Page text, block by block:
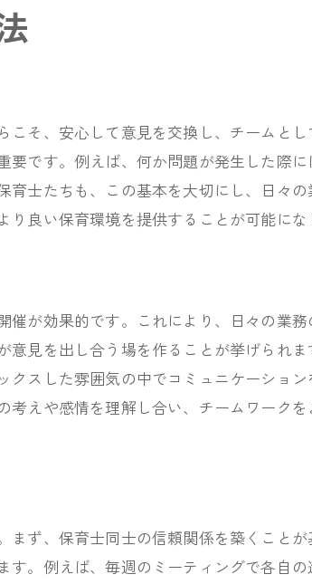
制
く方法
ベント
意義
方法
活動
る秘訣
した協力
ンの基本
そ、安心して意見を交換し、チームと
です。例えば、何か問題が発生した際
士たちも、この基本を大切にし、日々の
良い保育環境を提供することが可能にな
が効果的です。これにより、日々の業
見を出し合う場を作ることが挙げられ
スした雰囲気の中でコミュニケーショ
えや感情を理解し合い、チームワーク
ず、保育士同士の信頼関係を築くこと
。例えば、毎週のミーティングで各自